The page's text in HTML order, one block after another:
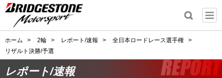
ホーム > 2輪 > レポート/速報 > 全日本ロードレース選手権
>
リザルト決勝/予選
レポート/速報